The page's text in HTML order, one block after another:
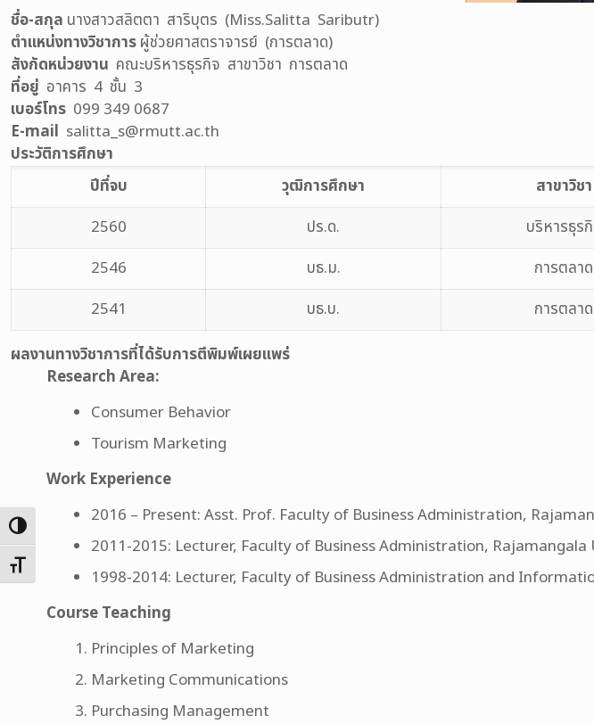
Toggle High Contrast
Toggle Font size
ชื่อ-สกุล นางสาวสลิตตา สาริบุตร (Miss.Salitta Saributr)
ตำแหน่งทางวิชาการผู้ช่วยศาสตราจารย์ (การตลาด)
สังกัดหน่วยงาน คณะบริหารธุรกิจ สาขาวิชา การตลาด
ที่อยู่ อาคาร 4 ชั้น 3
เบอร์โทร 099 349 0687
E-mail salitta_s@rmutt.ac.th
ประวัติการศึกษา
ปีที่จบ
วุฒิการศึกษา สาขาวิชา
2560
ปร.ด. บริหารธุร
2546
บธ.ม. การตลาด
2541
บธ.บ. การตลาด
ผลงานทางวิชาการที่ได้รับการตีพิมพ์เผยแพร่
Research Area:
Consumer Behavior
Tourism Marketing
Work Experience
2016 – Present: Asst. Prof. Faculty of Business Administration,
2011-2015: Lecturer, Faculty of Business Administration,
1998-2014: Lecturer, Faculty of Business Administration and
Course Teaching
Principles of Marketing
Marketing Communications
Purchasing Management